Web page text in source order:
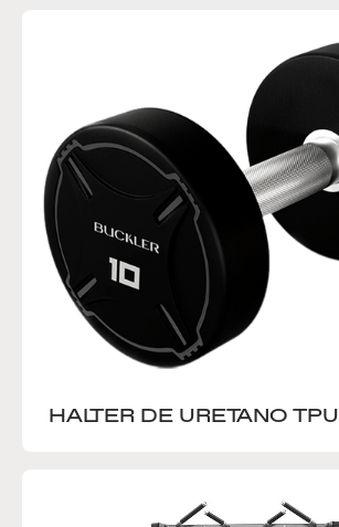
HALTER DE URETANO TPU